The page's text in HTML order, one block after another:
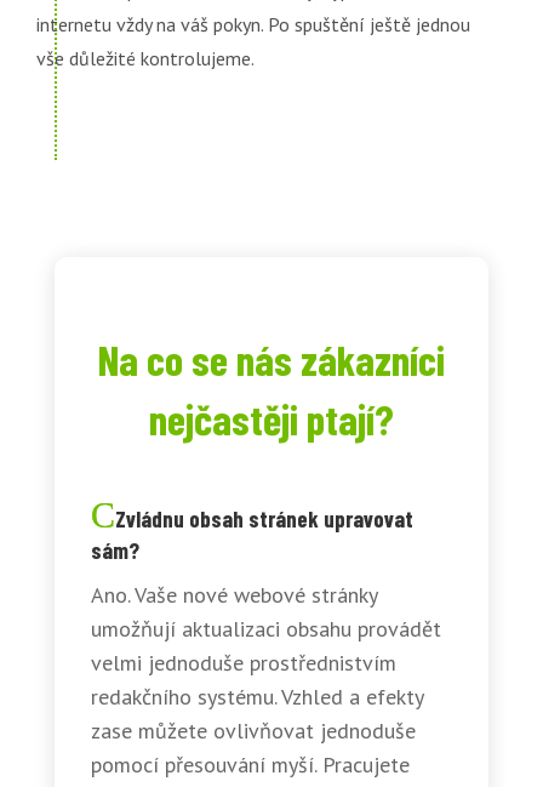
internetu vždy na váš pokyn. Po spuštění ještě jednou
vše důležité kontrolujeme.
Na co se nás zákazníci
nejčastěji ptají?
Zvládnu obsah stránek upravovat
sám?
Ano. Vaše nové webové stránky
umožňují aktualizaci obsahu provádět
velmi jednoduše prostřednistvím
redakčního systému. Vzhled a efekty
zase můžete ovlivňovat jednoduše
pomocí přesouvání myší. Pracujete